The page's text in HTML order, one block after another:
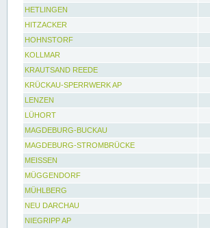
HETLINGEN
HITZACKER
HOHNSTORF
KOLLMAR
KRAUTSAND REEDE
KRÜCKAU-SPERRWERK AP
LENZEN
LÜHORT
MAGDEBURG-BUCKAU
MAGDEBURG-STROMBRÜCKE
MEISSEN
MÜGGENDORF
MÜHLBERG
NEU DARCHAU
NIEGRIPP AP